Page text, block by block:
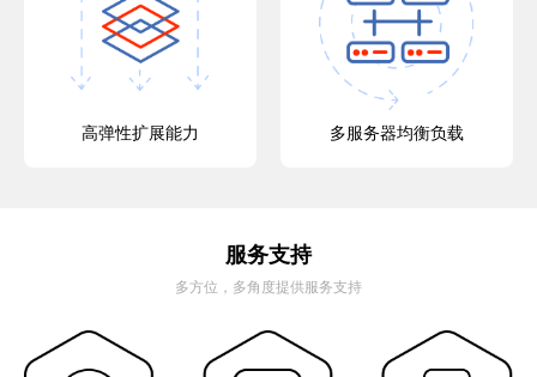
高弹性扩展能力 多服务器均衡负载
服务支持
多方位，多角度提供服务支持